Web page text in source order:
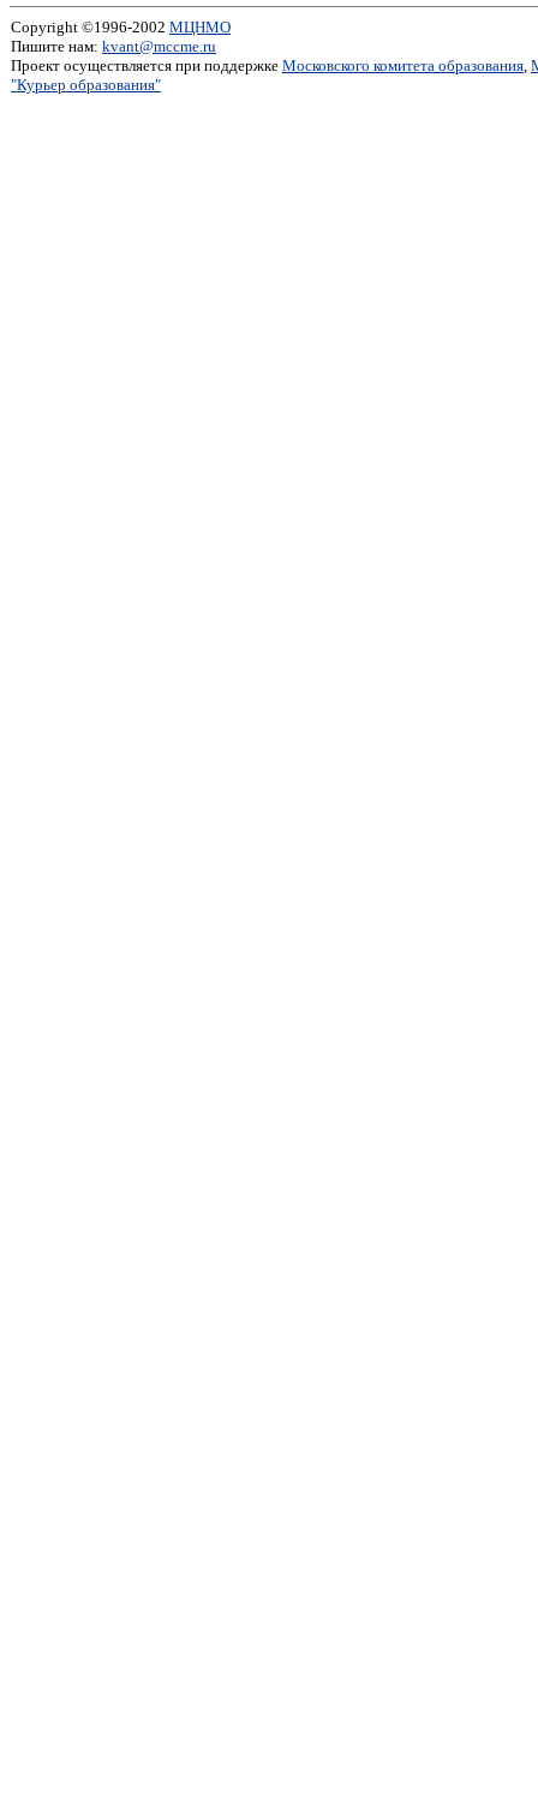
Copyright ©1996-2002 МЦНМО
Пишите нам: kvant@mccme.ru
Проект осуществляется при поддержке Московского комитета образования,
"Курьер образования"